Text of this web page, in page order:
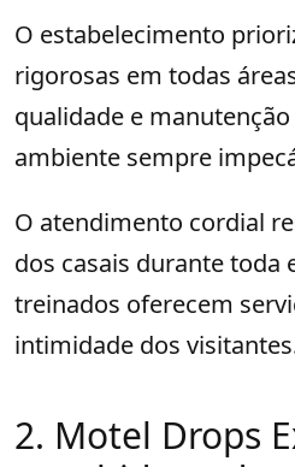
O estabelecimento
rigorosas em todas
qualidade e
ambiente sempre
O atendimento cordial
dos casais durante toda
treinados oferecem
intimidade dos
2. Motel Drops